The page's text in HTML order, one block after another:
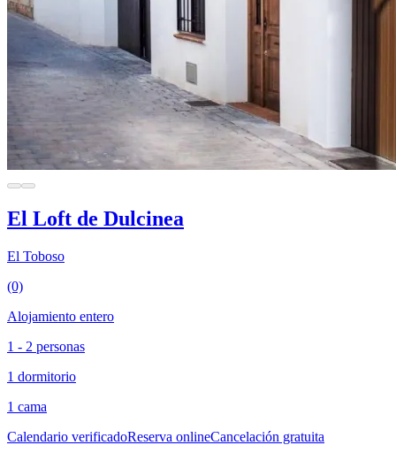
El Loft de Dulcinea
El Toboso
(0)
Alojamiento entero
1 - 2 personas
1 dormitorio
1 cama
Calendario verificadoReserva onlineCancelación gratuita